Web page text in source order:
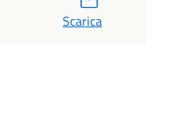
Scarica